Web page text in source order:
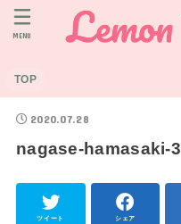
TOP
MENU
2020.07.28
nagase-hamasaki-3
ツイート シェア